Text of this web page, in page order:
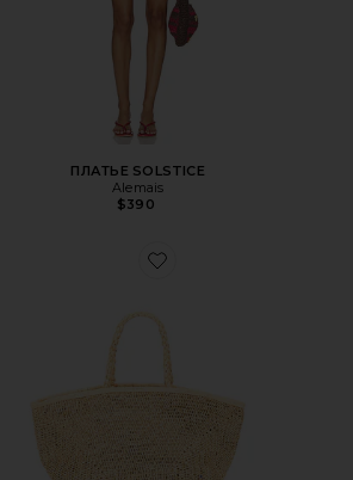
ПЛАТЬЕ SOLSTICE
Alemais
$390
Favorite СУМКА ТОУТ VALLEJO